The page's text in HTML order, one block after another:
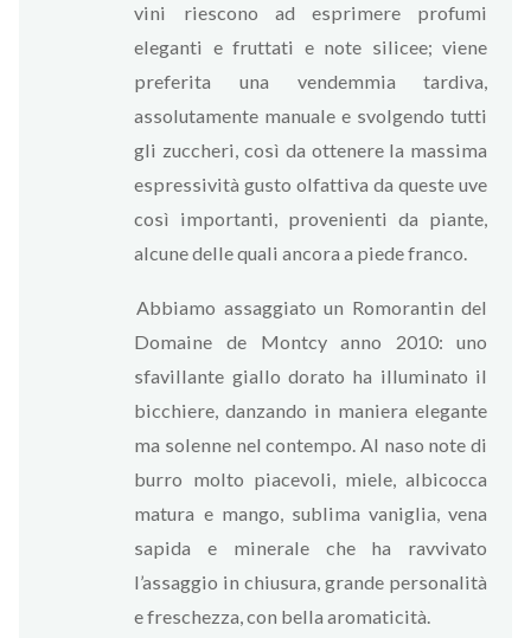
vini riescono ad esprimere profumi
eleganti e fruttati e note silicee; viene
preferita una vendemmia tardiva,
assolutamente manuale e svolgendo tutti
gli zuccheri, così da ottenere la massima
espressività gusto olfattiva da queste uve
così importanti, provenienti da piante,
alcune delle quali ancora a piede franco.
Abbiamo assaggiato un Romorantin del
Domaine de Montcy anno 2010: uno
sfavillante giallo dorato ha illuminato il
bicchiere, danzando in maniera elegante
ma solenne nel contempo. Al naso note di
burro molto piacevoli, miele, albicocca
matura e mango, sublima vaniglia, vena
sapida e minerale che ha ravvivato
l’assaggio in chiusura, grande personalità
e freschezza, con bella aromaticità.